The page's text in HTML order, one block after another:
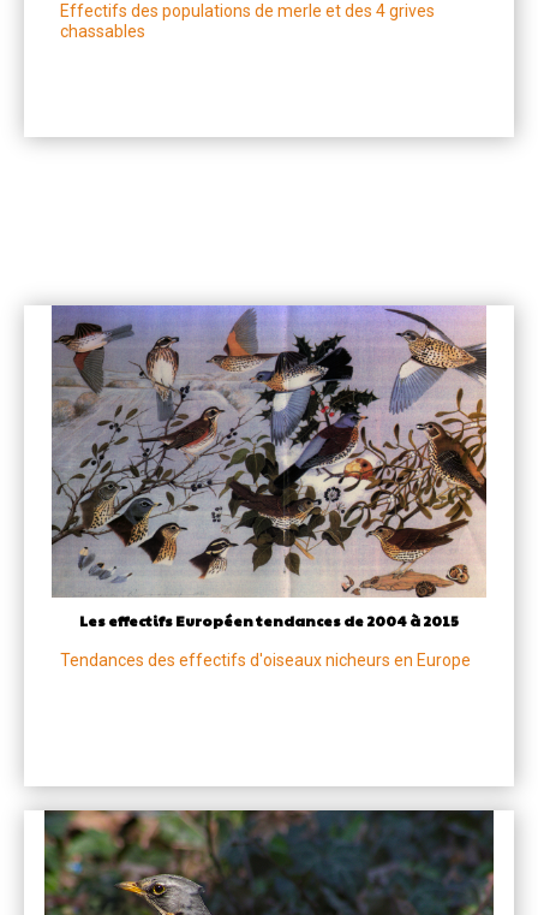
Effectifs des populations de merle et des 4 grives
chassables
Les effectifs Européen tendances de 2004 à 2015
Tendances des effectifs d'oiseaux nicheurs en Europe